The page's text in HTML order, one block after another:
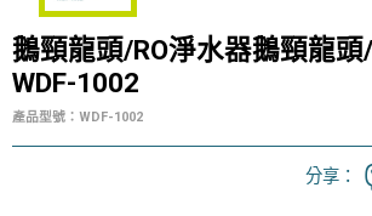
鵝頸龍頭/RO淨水器鵝頸龍
WDF-1002
產品型號：WDF-1002
分享：